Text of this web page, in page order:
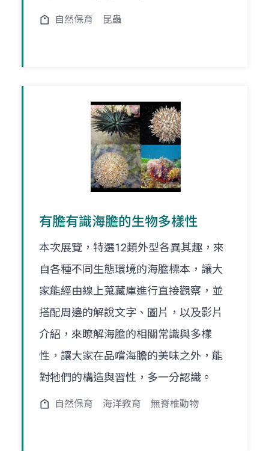
自然保育 昆蟲
有膽有識海膽的生物多樣性
本次展覽，特選12類外型各異其趣，來
自各種不同生態環境的海膽標本，讓大
家能經由線上蒐藏庫進行直接觀察，並
搭配周邊的解說文字、圖片，以及影片
介紹，來瞭解海膽的相關常識與多樣
性，讓大家在品嚐海膽的美味之外，能
對牠們的構造與習性，多一分認識。
自然保育 海洋教育 無脊椎動物